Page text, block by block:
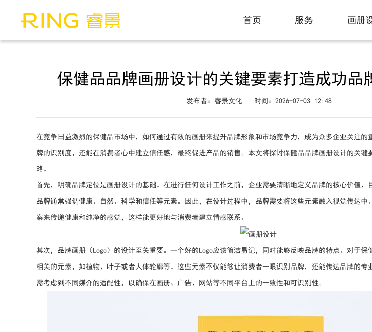
首页
服务
画册
保健品品牌画册设计的关键要素打造成功品
发布者：睿景文化 时间：2026-07-03 12:48
在竞争日益激烈的保健品市场中，如何通过有效的画册来提升品牌形象和市场竞争力，成为众多企业关注的
牌的识别度，还能在消费者心中建立信任感，最终促进产品的销售。本文将探讨保健品品牌画册设计的关键
略。
首先，明确品牌定位是画册设计的基础。在进行任何设计工作之前，企业需要清晰地定义品牌的核心价值、
品牌通常强调健康、自然、科学和信任等元素。因此，在设计过程中，品牌需要将这些元素融入视觉传达中
案来传递健康和纯净的感觉，这样能更好地与消费者建立情感联系。
其次，品牌画册（Logo）的设计至关重要。一个好的Logo应该简洁易记，同时能够反映品牌的特点。对于
相关的元素，如植物、叶子或者人体轮廓等。这些元素不仅能够让消费者一眼识别品牌，还能传达品牌的专
需考虑到不同媒介的适配性，以确保在画册、广告、网站等不同平台上的一致性和可识别性。